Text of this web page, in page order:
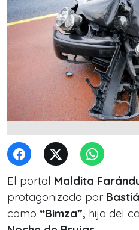
El portal Maldita
protagonizado por
como “Bimza”, hijo del